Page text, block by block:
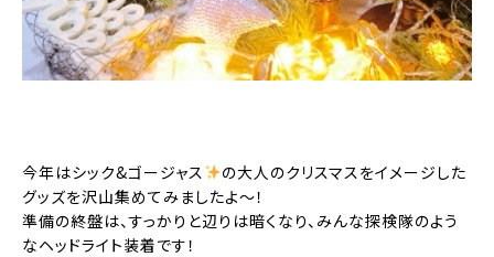
今年はシック&ゴージャス
の大人のクリスマスをイメージした
グッズを沢山集めてみましたよ〜！
準備の終盤は、すっかりと辺りは暗くなり、みんな探検隊のよう
なヘッドライト装着です！